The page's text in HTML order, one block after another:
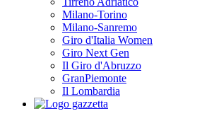
Milano-Torino
Milano-Sanremo
Giro d'Italia Women
Giro Next Gen
Il Giro d'Abruzzo
GranPiemonte
Il Lombardia